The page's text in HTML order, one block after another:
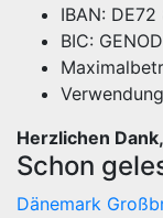
IBAN:
BIC:
Herzlichen
Schon
Dänemark